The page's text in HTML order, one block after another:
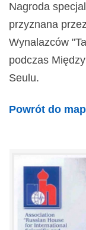
Nagroda
przyznana
Wynalazców
podczas
Seulu.
Powrót do